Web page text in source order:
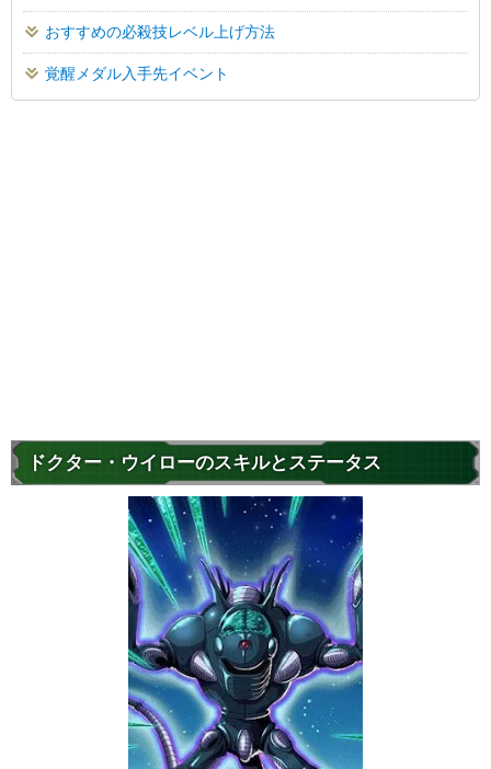
おすすめの必殺技レベル上げ方法
覚醒メダル入手先イベント
ドクター・ウイローのスキルとステータス